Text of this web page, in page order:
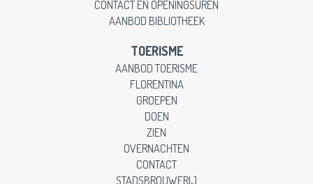
CONTACT EN OPENINGSUREN
AANBOD BIBLIOTHEEK
TOERISME
AANBOD TOERISME
FLORENTINA
GROEPEN
DOEN
ZIEN
OVERNACHTEN
CONTACT
STADSBROUWERIJ